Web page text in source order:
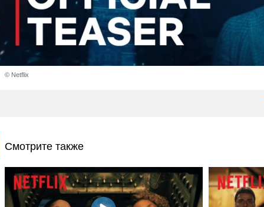
© Netflix
Смотрите также